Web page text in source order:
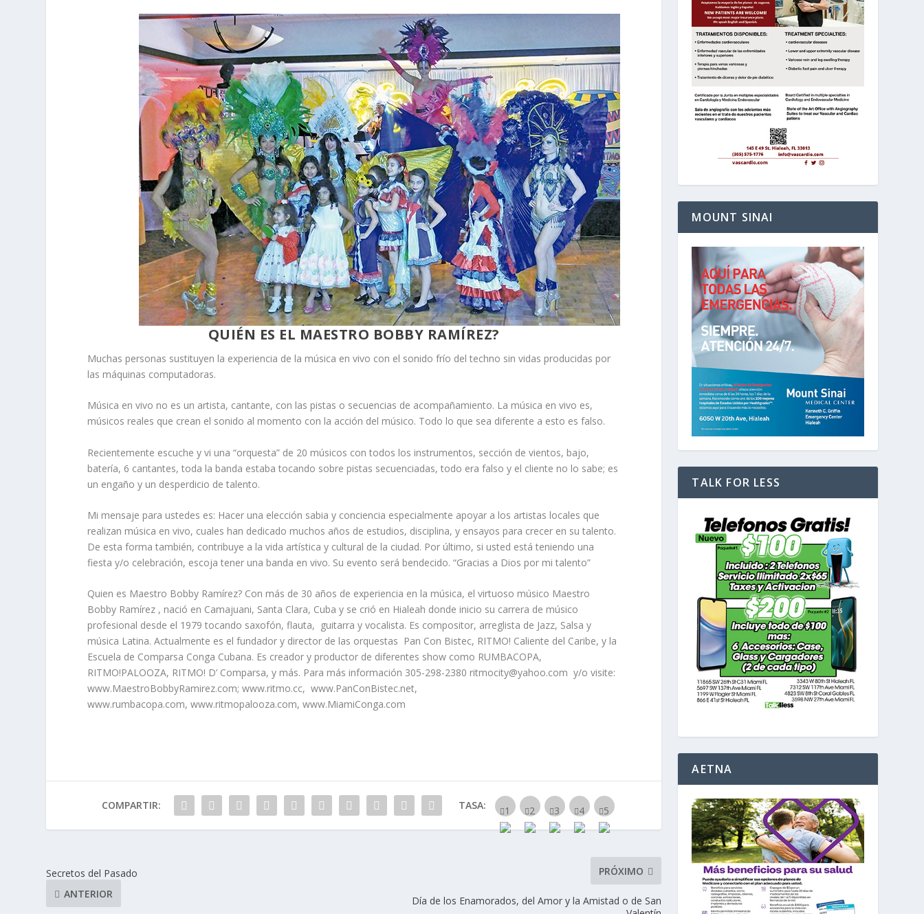
QUIÉN ES EL MAESTRO BOBBY RAMÍREZ?
Muchas personas sustituyen la experiencia de la música en vivo con el sonido frío del techno sin vidas producidas por
las máquinas computadoras.
Música en vivo no es un artista, cantante, con las pistas o secuencias de acompañamiento. La música en vivo es,
músicos reales que crean el sonido al momento con la acción del músico. Todo lo que sea diferente a esto es falso.
Recientemente escuche y vi una “orquesta” de 20 músicos con todos los instrumentos, sección de vientos, bajo,
batería, 6 cantantes, toda la banda estaba tocando sobre pistas secuenciadas, todo era falso y el cliente no lo sabe; es
un engaño y un desperdicio de talento.
Mi mensaje para ustedes es: Hacer una elección sabia y conciencia especialmente apoyar a los artistas locales que
realizan música en vivo, cuales han dedicado muchos años de estudios, disciplina, y ensayos para crecer en su talento.
De esta forma también, contribuye a la vida artística y cultural de la ciudad. Por último, si usted está teniendo una
fiesta y/o celebración, escoja tener una banda en vivo. Su evento será bendecido. “Gracias a Dios por mi talento”
Quien es Maestro Bobby Ramírez? Con más de 30 años de experiencia en la música, el virtuoso músico Maestro
Bobby Ramírez , nació en Camajuani, Santa Clara, Cuba y se crió en Hialeah donde inicio su carrera de músico
profesional desde el 1979 tocando saxofón, flauta, guitarra y vocalista. Es compositor, arreglista de Jazz, Salsa y
música Latina. Actualmente es el fundador y director de las orquestas Pan Con Bistec, RITMO! Caliente del Caribe, y la
Escuela de Comparsa Conga Cubana. Es creador y productor de diferentes show como RUMBACOPA,
RITMO!PALOOZA, RITMO! D’ Comparsa, y más. Para más información 305-298-2380 ritmocity@yahoo.com y/o visite:
www.MaestroBobbyRamirez.com; www.ritmo.cc, www.PanConBistec.net,
www.rumbacopa.com, www.ritmopalooza.com, www.MiamiConga.com
COMPARTIR: TASA:
Secretos del Pasado
ANTERIOR
PRÓXIMO
Día de los Enamorados, del Amor y la Amistad o de San
MOUNT SINAI
TALK FOR LESS
AETNA